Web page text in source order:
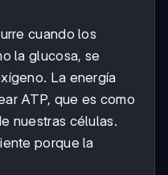
cuando los
la glucosa, se
La energía
ATP, que es como
nuestras células.
porque la